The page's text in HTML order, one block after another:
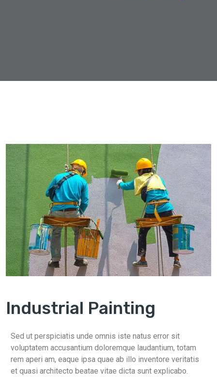
Industrial Painting
Sed ut perspiciatis unde omnis iste natus error sit
voluptatem accusantium doloremque laudantium, totam
rem aperi am, eaque ipsa quae ab illo inventore veritatis
et quasi architecto beatae vitae dicta sunt explicabo.